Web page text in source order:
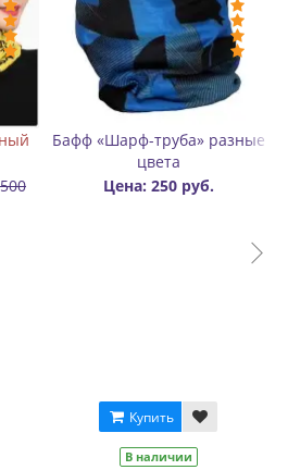
Карабин для переноски
роликов алюминиевый
Цена: 400 руб.
Оранжевый Красный